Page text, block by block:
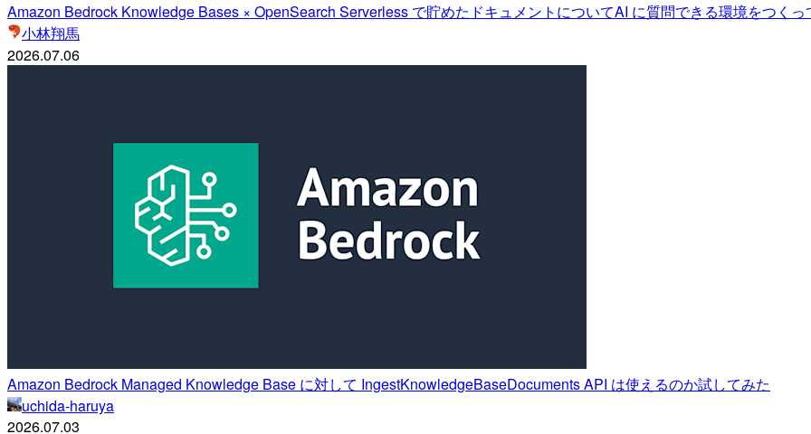
Amazon Bedrock Knowledge Bases × OpenSearch Serverless で貯めたドキュメントについてAI に質問できる環境をつくっ
小林翔馬
2026.07.06
Amazon Bedrock Managed Knowledge Base に対して IngestKnowledgeBaseDocuments API は使えるのか試してみた
uchida-haruya
2026.07.03